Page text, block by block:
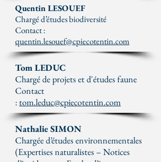
Quentin LESOUEF
Chargé d’études biodiversité
Contact :
quentin.lesouef@cpiecotentin.com
Tom LEDUC
Chargé de projets et d'études faune
Contact
:tom.leduc@cpiecotentin.com
Nathalie SIMON
Chargée d’études environnementales
(Expertises naturalistes – Notices